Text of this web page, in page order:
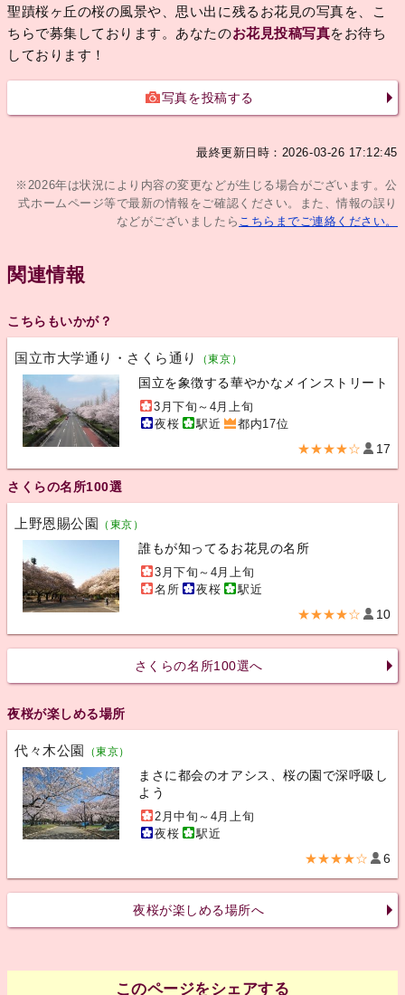
聖蹟桜ヶ丘の桜の風景や、思い出に残るお花見の写真を、こ
ちらで募集しております。あなたのお花見投稿写真をお待ち
しております！
写真を投稿する
最終更新日時：2026-03-26 17:12:45
※2026年は状況により内容の変更などが生じる場合がございます。公
式ホームページ等で最新の情報をご確認ください。また、情報の誤り
などがございましたら こちらまでご連絡ください。
関連情報
こちらもいかが？
国立市大学通り・さくら通り （東京）
国立を象徴する華やかなメインストリート
3月下旬～4月上旬
夜桜
駅近 都内17位
★★★★☆ 17
さくらの名所100選
上野恩賜公園 （東京）
誰もが知ってるお花見の名所
3月下旬～4月上旬
名所
夜桜 駅近
★★★★☆ 10
さくらの名所100選へ
夜桜が楽しめる場所
代々木公園 （東京）
まさに都会のオアシス、桜の園で深呼吸し
よう
2月中旬～4月上旬
夜桜
駅近
★★★★☆ 6
夜桜が楽しめる場所へ
このページをシェアする